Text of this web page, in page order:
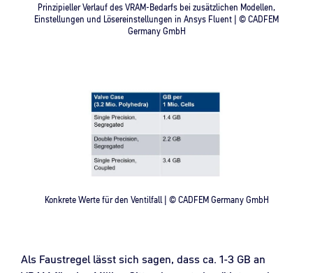
Prinzipieller Verlauf des VRAM-Bedarfs bei zusätzlichen Modellen,
Einstellungen und Lösereinstellungen in Ansys Fluent | © CADFEM
Germany GmbH
Konkrete Werte für den Ventilfall | © CADFEM Germany GmbH
Als Faustregel lässt sich sagen, dass ca. 1-3 GB an